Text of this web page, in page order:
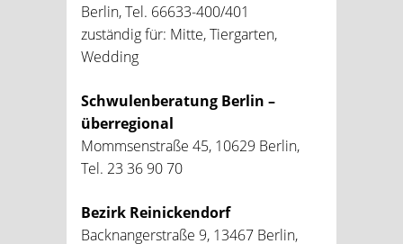
Berlin, Tel. 66633-400/401
zuständig für: Mitte, Tiergarten,
Wedding
Schwulenberatung Berlin –
überregional
Mommsenstraße 45, 10629 Berlin,
Tel. 23 36 90 70
Bezirk Reinickendorf
Backnangerstraße 9, 13467 Berlin,